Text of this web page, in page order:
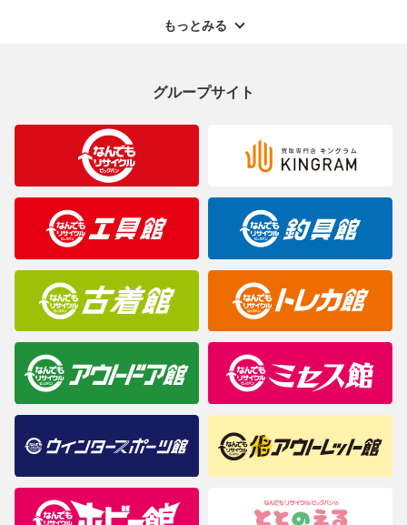
ご理解くださいますようお願い申し上げます。
合がございますのでご了承ください。
※表記したカラー名は、当社が判断した名称を掲載しています。
製造元が定めたカラー名と異なることもあります。色調などご不
明なことがありましたらご購入前にお問い合わせください。
商品について
もっとみる
グループサイト